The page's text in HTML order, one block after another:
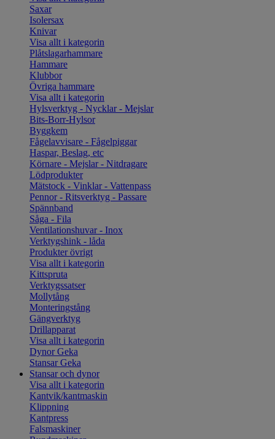
Saxar
Isolersax
Knivar
Visa allt i kategorin
Plåtslagarhammare
Hammare
Klubbor
Övriga hammare
Visa allt i kategorin
Hylsverktyg - Nycklar - Mejslar
Bits-Borr-Hylsor
Byggkem
Fågelavvisare - Fågelpiggar
Haspar, Beslag, etc
Körnare - Mejslar - Nitdragare
Lödprodukter
Mätstock - Vinklar - Vattenpass
Pennor - Ritsverktyg - Passare
Spännband
Såga - Fila
Ventilationshuvar - Inox
Verktygshink - låda
Produkter övrigt
Visa allt i kategorin
Kittspruta
Verktygssatser
Mollytång
Monteringstång
Gängverktyg
Drillapparat
Visa allt i kategorin
Dynor Geka
Stansar Geka
Stansar och dynor
Visa allt i kategorin
Kantvik/kantmaskin
Klippning
Kantpress
Falsmaskiner